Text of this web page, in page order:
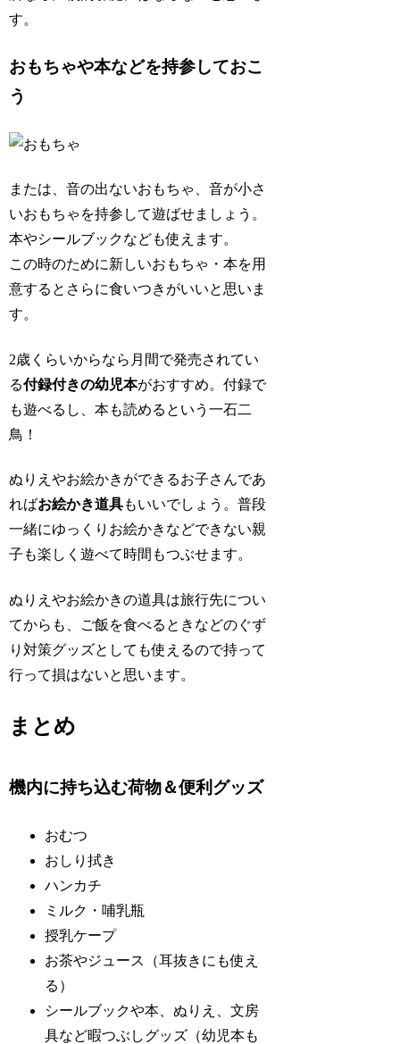
す。
おもちゃや本などを持参しておこ
う
または、音の出ないおもちゃ、音が小さ
いおもちゃを持参して遊ばせましょう。
本やシールブックなども使えます。
この時のために新しいおもちゃ・本を用
意するとさらに食いつきがいいと思いま
す。
2歳くらいからなら月間で発売されてい
る付録付きの幼児本がおすすめ。付録で
も遊べるし、本も読めるという一石二
鳥！
ぬりえやお絵かきができるお子さんであ
ればお絵かき道具もいいでしょう。普段
一緒にゆっくりお絵かきなどできない親
子も楽しく遊べて時間もつぶせます。
ぬりえやお絵かきの道具は旅行先につい
てからも、ご飯を食べるときなどのぐず
り対策グッズとしても使えるので持って
行って損はないと思います。
まとめ
機内に持ち込む荷物＆便利グッズ
おむつ
おしり拭き
ハンカチ
ミルク・哺乳瓶
授乳ケープ
お茶やジュース（耳抜きにも使え
る）
シールブックや本、ぬりえ、文房
具など暇つぶしグッズ（幼児本も